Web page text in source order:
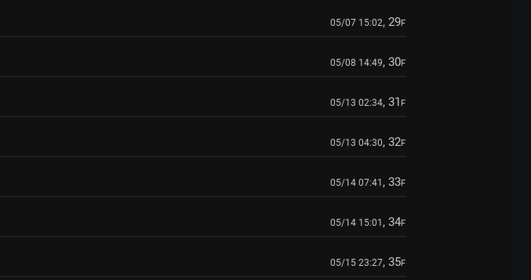
05/07 15:02, 29F
05/08 14:49, 30F
05/13 02:34, 31 F
05/13 04:30, 32F
05/14 07:41 , 33F
05/14 15:01 , 34F
05/15 23:27, 35F